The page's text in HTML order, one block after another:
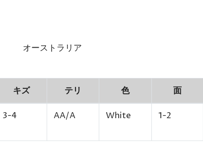
オーストラリア
キズ テリ 色 面
3-4 AA/A White 1-2